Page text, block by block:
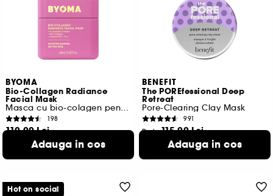
BYOMA
Bio-Collagen Radiance
Facial Mask
Masca cu bio-colagen pentru luminozitate
198
110,00 Lei
183,33 Lei /100ml
Adauga in cos
BENEFIT
The POREfessional Deep
Retreat
Pore-Clearing Clay Mask
991
De la115,00 Lei
292,00 Lei /100ml
2 variante disponibile
Adauga in cos
Hot on social